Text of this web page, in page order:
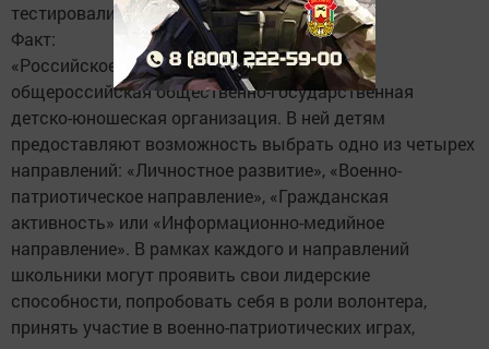
тестировали запуск работы РДШ.
Факт:
«Российское движение школьников» – это
общероссийская общественно-государственная
детско-юношеская организация. В ней детям
предоставляют возможность выбрать одно из четырех
направлений: «Личностное развитие», «Военно-
патриотическое направление», «Гражданская
активность» или «Информационно-медийное
направление». В рамках каждого и направлений
школьники могут проявить свои лидерские
способности, попробовать себя в роли волонтера,
принять участие в военно-патриотических играх,